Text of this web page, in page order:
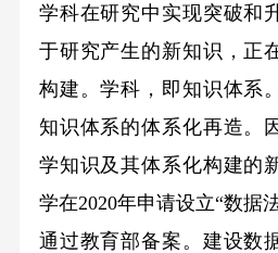
学科在研究中实现突破和
于研究产生的新知识，正
构建。学科，即知识体系
知识体系的体系化再造。
学知识及其体系化构建的
学在2020年申请设立“数据
通过教育部备案。建设数